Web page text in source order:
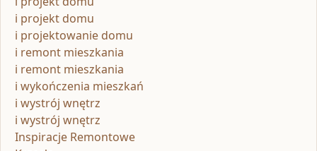
i projekt domu
i projektowanie domu
i remont mieszkania
i remont mieszkania
i wykończenia mieszkań
i wystrój wnętrz
i wystrój wnętrz
Inspiracje Remontowe